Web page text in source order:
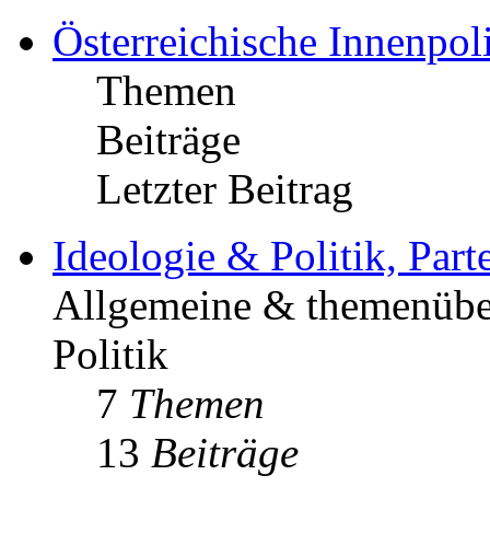
Österreichische
Themen
Beiträge
Letzter Beitrag
Ideologie & Politik,
Allgemeine &
Politik
7 Themen
13 Beiträge